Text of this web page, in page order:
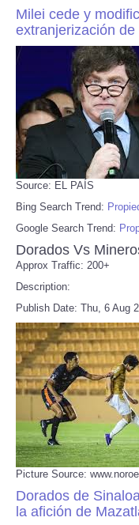
Milei cede y
extranjerización de
Source: EL PAÍS
Bing Search Trend:
Google Search Trend:
Dorados Vs
Approx Traffic: 200+
Description:
Publish Date: Thu, 6 Aug
Picture Source:
Dorados de
la afición de